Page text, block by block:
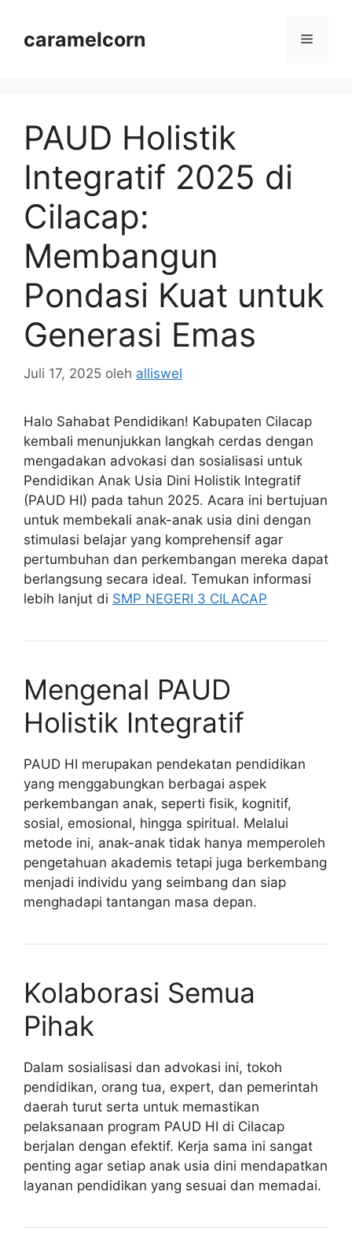
caramelcorn Menu
PAUD Holistik
Integratif 2025 di
Cilacap:
Membangun
Pondasi Kuat untuk
Generasi Emas
Juli 17, 2025 oleh alliswel
Halo Sahabat Pendidikan! Kabupaten Cilacap
kembali menunjukkan langkah cerdas dengan
mengadakan advokasi dan sosialisasi untuk
Pendidikan Anak Usia Dini Holistik Integratif
(PAUD HI) pada tahun 2025. Acara ini bertujuan
untuk membekali anak-anak usia dini dengan
stimulasi belajar yang komprehensif agar
pertumbuhan dan perkembangan mereka dapat
berlangsung secara ideal. Temukan informasi
lebih lanjut di SMP NEGERI 3 CILACAP
Mengenal PAUD
Holistik Integratif
PAUD HI merupakan pendekatan pendidikan
yang menggabungkan berbagai aspek
perkembangan anak, seperti fisik, kognitif,
sosial, emosional, hingga spiritual. Melalui
metode ini, anak-anak tidak hanya memperoleh
pengetahuan akademis tetapi juga berkembang
menjadi individu yang seimbang dan siap
menghadapi tantangan masa depan.
Kolaborasi Semua
Pihak
Dalam sosialisasi dan advokasi ini, tokoh
pendidikan, orang tua, expert, dan pemerintah
daerah turut serta untuk memastikan
pelaksanaan program PAUD HI di Cilacap
berjalan dengan efektif. Kerja sama ini sangat
penting agar setiap anak usia dini mendapatkan
layanan pendidikan yang sesuai dan memadai.